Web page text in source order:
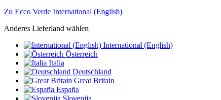
Zu Ecco Verde International (English)
Anderes Lieferland wählen
International (English)
Österreich
Italia
Deutschland
Great Britain
España